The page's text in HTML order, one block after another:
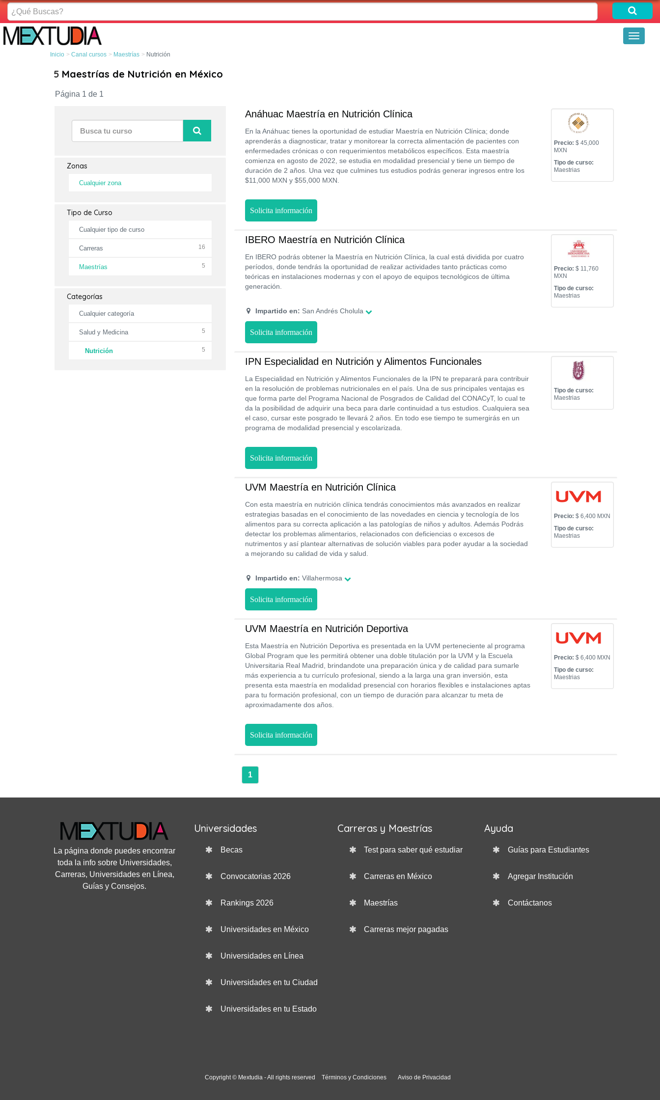
¿Qué
Buscas?
Toggle
Inicio Canal cursos Maestrías Nutrición
5 Maestrías de Nutrición en México
Página 1 de 1
Zonas
Cualquier zona
Tipo de Curso
Cualquier tipo de curso
Carreras 16
Maestrías 5
Categorías
Cualquier categoría
Salud y Medicina 5
Nutrición 5
Anáhuac Maestría en Nutrición Clínica
En la Anáhuac tienes la oportunidad de estudiar Maestría en Nutrición Clínica; donde
aprenderás a diagnosticar, tratar y monitorear la correcta alimentación de pacientes con
enfermedades crónicas o con requerimientos metabólicos específicos. Esta maestría
comienza en agosto de 2022, se estudia en modalidad presencial y tiene un tiempo de
duración de 2 años. Una vez que culmines tus estudios podrás generar ingresos entre los
$11,000 MXN y $55,000 MXN.
Precio: $ 45,000
MXN
Tipo de curso:
Maestrias
Solicita información
IBERO Maestría en Nutrición Clínica
En IBERO podrás obtener la Maestría en Nutrición Clínica, la cual está dividida por cuatro
períodos, donde tendrás la oportunidad de realizar actividades tanto prácticas como
teóricas en instalaciones modernas y con el apoyo de equipos tecnológicos de última
generación.
Impartido en: San Andrés Cholula
Precio: $ 11,760
MXN
Tipo de curso:
Maestrias
Solicita información
IPN Especialidad en Nutrición y Alimentos Funcionales
La Especialidad en Nutrición y Alimentos Funcionales de la IPN te preparará para contribuir
en la resolución de problemas nutricionales en el país. Una de sus principales ventajas es
que forma parte del Programa Nacional de Posgrados de Calidad del CONACyT, lo cual te
da la posibilidad de adquirir una beca para darle continuidad a tus estudios. Cualquiera sea
el caso, cursar este posgrado te llevará 2 años. En todo ese tiempo te sumergirás en un
programa de modalidad presencial y escolarizada.
Tipo de curso:
Maestrias
Solicita información
UVM Maestría en Nutrición Clínica
Con esta maestría en nutrición clínica tendrás conocimientos más avanzados en realizar
estrategias basadas en el conocimiento de las novedades en ciencia y tecnología de los
alimentos para su correcta aplicación a las patologías de niños y adultos. Además Podrás
detectar los problemas alimentarios, relacionados con deficiencias o excesos de
nutrimentos y así plantear alternativas de solución viables para poder ayudar a la sociedad
a mejorando su calidad de vida y salud.
Impartido en: Villahermosa
Precio: $ 6,400 MXN
Tipo de curso:
Maestrias
Solicita información
UVM Maestría en Nutrición Deportiva
Esta Maestría en Nutrición Deportiva es presentada en la UVM perteneciente al programa
Global Program que les permitirá obtener una doble titulación por la UVM y la Escuela
Universitaria Real Madrid, brindandote una preparación única y de calidad para sumarle
más experiencia a tu currículo profesional, siendo a la larga una gran inversión, esta
presenta esta maestría en modalidad presencial con horarios flexibles e instalaciones aptas
para tu formación profesional, con un tiempo de duración para alcanzar tu meta de
aproximadamente dos años.
Precio: $ 6,400 MXN
Tipo de curso:
Maestrias
Solicita información
1
La página donde puedes encontrar
toda la info sobre Universidades,
Carreras, Universidades en Línea,
Guías y Consejos.
Universidades
Becas
Convocatorias 2026
Rankings 2026
Universidades en México
Universidades en Línea
Universidades en tu Ciudad
Universidades en tu Estado
Carreras y Maestrías
Test para saber qué estudiar
Carreras en México
Maestrías
Carreras mejor pagadas
Ayuda
Guías para Estudiantes
Agregar Institución
Contáctanos
Copyright © Mextudia - All rights reserved Términos y Condiciones Aviso de Privacidad